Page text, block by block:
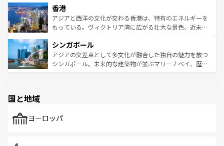
とつ。フォーやバインミー、ベトナムコーヒーなどは、ぜ
ひ現地で味わいたい。どの地域を訪れてもあたたかい人々
が旅行者を迎えてくれるので、きっと忘れられない旅にな
参照してほしい。
の活気が交差している。北部ではチェンマイなどの山岳地
帯で自然と触れ合い、南部ではプーケットやクラビの美し
いビーチでリゾート気分を楽しむことができる。タイ料理
激する。気候は一年中温暖で、どの季節にも異なる楽しみ
が待っている。親しみやすいタイの人々、仏教を中心とし
た文化、そして多様な観光資源が、訪れる旅人を魅了し続
香港
アジアと西洋の文化が交わる香港は、特有のエネルギーを
もっている。ヴィクトリア湾に広がる壮大な景色、近未来
み、どこを訪れても感動するはず。観光スポットが密集し
ており、効率よく見どころを回れるのも魅力。息をのむよ
うな絶景から文化的な体験まで、香港を存分に楽しみ尽く
シンガポール
アジアの交差点として多文化が融合した独自の魅力を放つ
シンガポール。未来的な建築物が並ぶマリーナベイ、歴史
で、ホーカーズは地元の風情を楽しめる外せないスポット
国と地域
ヨーロッパ